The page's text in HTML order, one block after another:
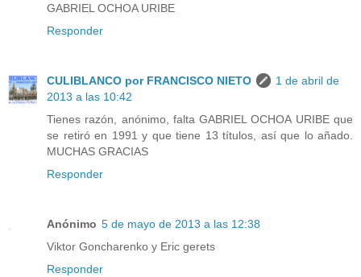
GABRIEL OCHOA URIBE
Responder
CULIBLANCO por FRANCISCO NIETO
1 de abril de
2013 a las 10:42
Tienes razón, anónimo, falta GABRIEL OCHOA URIBE que
se retiró en 1991 y que tiene 13 títulos, así que lo añado.
MUCHAS GRACIAS
Responder
Anónimo 5 de mayo de 2013 a las 12:38
Viktor Goncharenko y Eric gerets
Responder